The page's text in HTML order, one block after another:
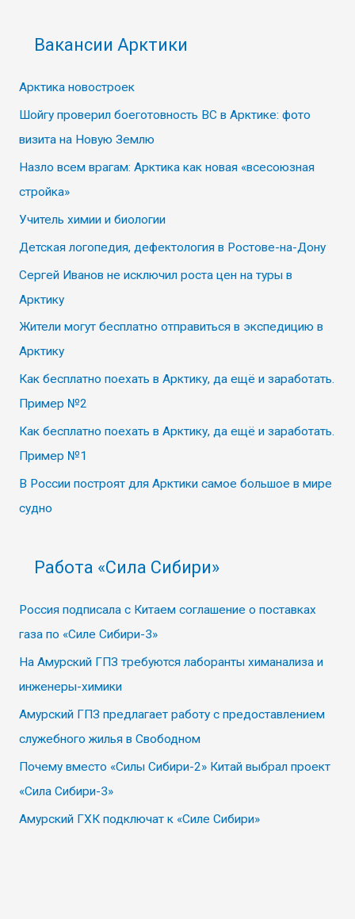
Вакансии Арктики
Арктика новостроек
Шойгу проверил боеготовность ВС в Арктике: фото
визита на Новую Землю
Назло всем врагам: Арктика как новая «всесоюзная
стройка»
Учитель химии и биологии
Детская логопедия, дефектология в Ростове-на-Дону
Сергей Иванов не исключил роста цен на туры в
Арктику
Жители могут бесплатно отправиться в экспедицию в
Арктику
Как бесплатно поехать в Арктику, да ещё и заработать.
Пример №2
Как бесплатно поехать в Арктику, да ещё и заработать.
Пример №1
В России построят для Арктики самое большое в мире
судно
Работа «Сила Сибири»
Россия подписала с Китаем соглашение о поставках
газа по «Силе Сибири-3»
На Амурский ГПЗ требуются лаборанты химанализа и
инженеры-химики
Амурский ГПЗ предлагает работу с предоставлением
служебного жилья в Свободном
Почему вместо «Силы Сибири-2» Китай выбрал проект
«Сила Сибири-3»
Амурский ГХК подключат к «Силе Сибири»